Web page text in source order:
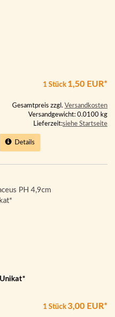
1 Stück 1,50 EUR*
Gesamtpreis zzgl. Versandkosten
Versandgewicht: 0.0100 kg
Lieferzeit:siehe Startseite
Details
1 Stück3,00 EUR*